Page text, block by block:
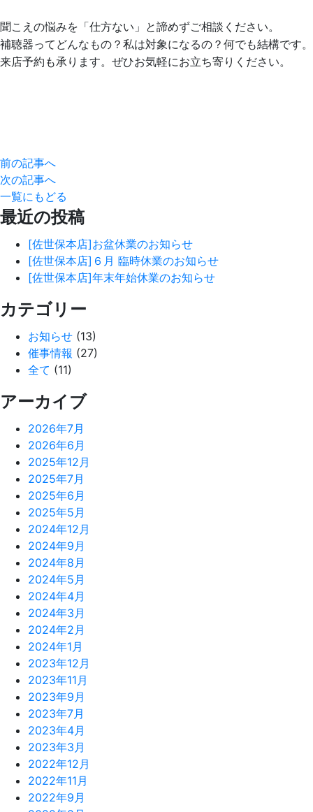
聞こえの悩みを「仕方ない」と諦めずご相談ください。
補聴器ってどんなもの？私は対象になるの？何でも結構です。
来店予約も承ります。ぜひお気軽にお立ち寄りください。
前の記事へ
次の記事へ
一覧にもどる
最近の投稿
[佐世保本店]お盆休業のお知らせ
[佐世保本店]６月 臨時休業のお知らせ
[佐世保本店]年末年始休業のお知らせ
カテゴリー
お知らせ (13)
催事情報 (27)
全て (11)
アーカイブ
2026年7月
2026年6月
2025年12月
2025年7月
2025年6月
2025年5月
2024年12月
2024年9月
2024年8月
2024年5月
2024年4月
2024年3月
2024年2月
2024年1月
2023年12月
2023年11月
2023年9月
2023年7月
2023年4月
2023年3月
2022年12月
2022年11月
2022年9月